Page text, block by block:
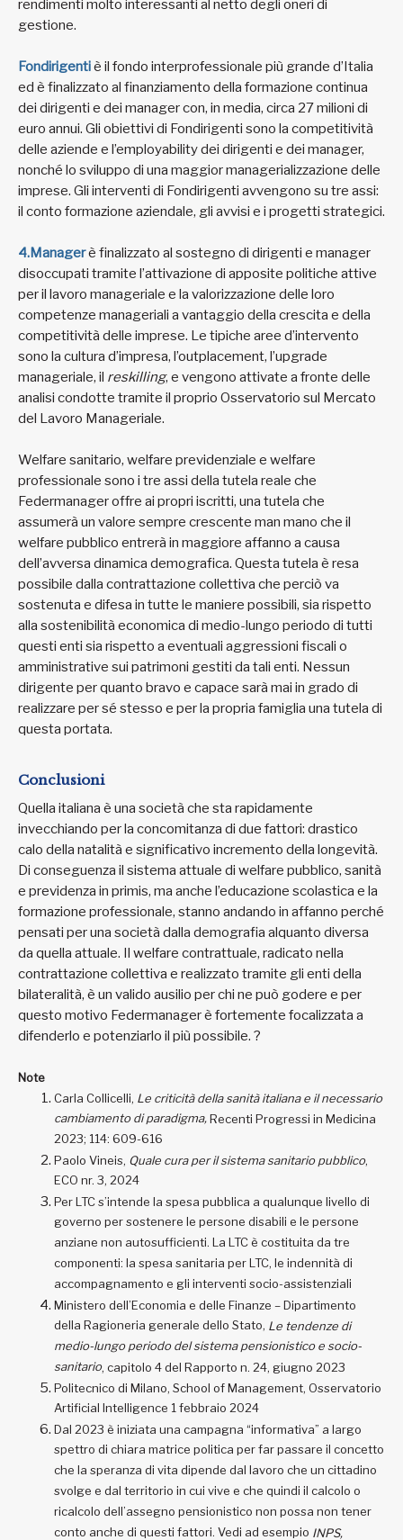
rendimenti molto interessanti al netto degli oneri di
gestione.
Fondirigentiè il fondo interprofessionale più grande d’Italia
ed è finalizzato al finanziamento della formazione continua
dei dirigenti e dei manager con, in media, circa 27 milioni di
euro annui. Gli obiettivi di Fondirigenti sono la competitività
delle aziende e l’employability dei dirigenti e dei manager,
nonché lo sviluppo di una maggior managerializzazione delle
imprese. Gli interventi di Fondirigenti avvengono su tre assi:
il conto formazione aziendale, gli avvisi e i progetti strategici.
4.Managerè finalizzato al sostegno di dirigenti e manager
disoccupati tramite l’attivazione di apposite politiche attive
per il lavoro manageriale e la valorizzazione delle loro
competenze manageriali a vantaggio della crescita e della
competitività delle imprese. Le tipiche aree d’intervento
sono la cultura d’impresa, l’outplacement, l’upgrade
manageriale, il reskilling, e vengono attivate a fronte delle
analisi condotte tramite il proprio Osservatorio sul Mercato
del Lavoro Manageriale.
Welfare sanitario, welfare previdenziale e welfare
professionale sono i tre assi della tutela reale che
Federmanager offre ai propri iscritti, una tutela che
assumerà un valore sempre crescente man mano che il
welfare pubblico entrerà in maggiore affanno a causa
dell’avversa dinamica demografica. Questa tutela è resa
possibile dalla contrattazione collettiva che perciò va
sostenuta e difesa in tutte le maniere possibili, sia rispetto
alla sostenibilità economica di medio-lungo periodo di tutti
questi enti sia rispetto a eventuali aggressioni fiscali o
amministrative sui patrimoni gestiti da tali enti. Nessun
dirigente per quanto bravo e capace sarà mai in grado di
realizzare per sé stesso e per la propria famiglia una tutela di
questa portata.
Conclusioni
Quella italiana è una società che sta rapidamente
invecchiando per la concomitanza di due fattori: drastico
calo della natalità e significativo incremento della longevità.
Di conseguenza il sistema attuale di welfare pubblico, sanità
e previdenza in primis, ma anche l’educazione scolastica e la
formazione professionale, stanno andando in affanno perché
pensati per una società dalla demografia alquanto diversa
da quella attuale. Il welfare contrattuale, radicato nella
contrattazione collettiva e realizzato tramite gli enti della
bilateralità, è un valido ausilio per chi ne può godere e per
questo motivo Federmanager è fortemente focalizzata a
difenderlo e potenziarlo il più possibile. ?
Note
Carla Collicelli, Le criticità della sanità italiana e il necessario
cambiamento di paradigma,Recenti Progressi in Medicina
2023; 114: 609-616
Paolo Vineis, Quale cura per il sistema sanitario pubblico,
ECO nr. 3, 2024
Per LTC s’intende la spesa pubblica a qualunque livello di
governo per sostenere le persone disabili e le persone
anziane non autosufficienti. La LTC è costituita da tre
componenti: la spesa sanitaria per LTC, le indennità di
accompagnamento e gli interventi socio-assistenziali
Ministero dell’Economia e delle Finanze – Dipartimento
della Ragioneria generale dello Stato, Le tendenze di
medio-lungo periodo del sistema pensionistico e socio-
sanitario, capitolo 4 del Rapporto n. 24, giugno 2023
Politecnico di Milano, School of Management, Osservatorio
Artificial Intelligence 1 febbraio 2024
Dal 2023 è iniziata una campagna “informativa” a largo
spettro di chiara matrice politica per far passare il concetto
che la speranza di vita dipende dal lavoro che un cittadino
svolge e dal territorio in cui vive e che quindi il calcolo o
ricalcolo dell’assegno pensionistico non possa non tener
conto anche di questi fattori. Vedi ad esempio INPS,